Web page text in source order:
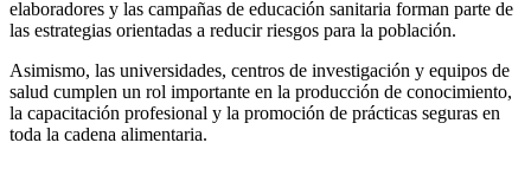
elaboradores y las campañas de educación sanitaria forman parte de
las estrategias orientadas a reducir riesgos para la población.
Asimismo, las universidades, centros de investigación y equipos de
salud cumplen un rol importante en la producción de conocimiento,
la capacitación profesional y la promoción de prácticas seguras en
toda la cadena alimentaria.